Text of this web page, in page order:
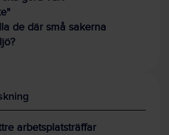
de där små sakerna
arbetsplatsträffar